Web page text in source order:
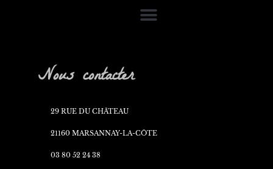
Nous contacter
29 RUE DU CHÂTEAU
21160 MARSANNAY-LA-CÔTE
03 80 52 24 38